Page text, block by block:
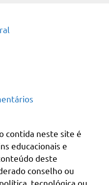
contida neste site é
educacionais e
deste
conselho ou
tecnológica ou